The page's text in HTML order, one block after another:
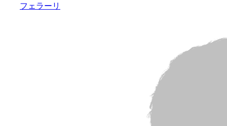
フェラーリ